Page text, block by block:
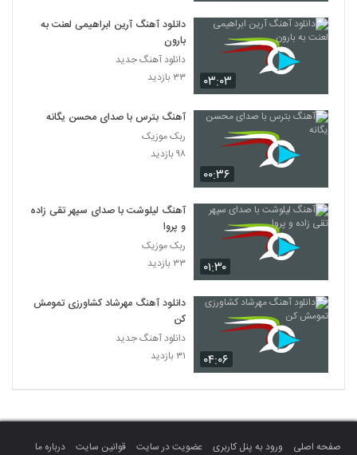
۰۳:۰۳
دانلود آهنگ آرین ابراهیمی لعنت به
بارون
دانلود آهنگ جدید
۳۳ بازدید
۰۰:۳۶
آهنگ بترس با صدای محسن یگانه
ربک موزیک
۹۸ بازدید
۰۱:۳۰
آهنگ لیلوشت با صدای سپهر تقی زاده
و پروا
ربک موزیک
۳۳ بازدید
۰۴:۰۶
دانلود آهنگ مهرشاد کشاورزی تمومش
کن
دانلود آهنگ جدید
۳۱ بازدید
صفحه اصلی ورود به پنل کاربری عضویت در سایت قوانین سایت درباره ما